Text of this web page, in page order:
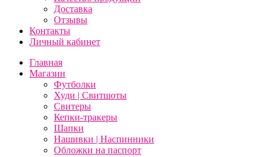
Доставка
Отзывы
Контакты
Личный кабинет
Главная
Магазин
Футболки
Худи | Свитшоты
Свитеры
Кепки-тракеры
Шапки
Нашивки | Наспинники
Обложки на паспорт